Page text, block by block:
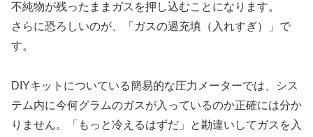
不純物が残ったままガスを押し込むことになります。
さらに恐ろしいのが、「ガスの過充填（入れすぎ）」で
す。
DIYキットについている簡易的な圧力メーターでは、シス
テム内に今何グラムのガスが入っているのか正確には分か
りません。「もっと冷えるはずだ」と勘違いしてガスを入